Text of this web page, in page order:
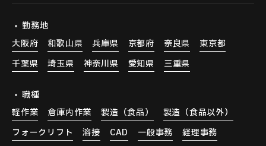
勤務地
大阪府
和歌山県 兵庫県 京都府 奈良県
東京都
千葉県
埼玉県 神奈川県 愛知県 三重県
職種
軽作業
倉庫内作業 製造（食品）
製造（食品以外）
フォークリフト
溶接 CAD 一般事務
経理事務